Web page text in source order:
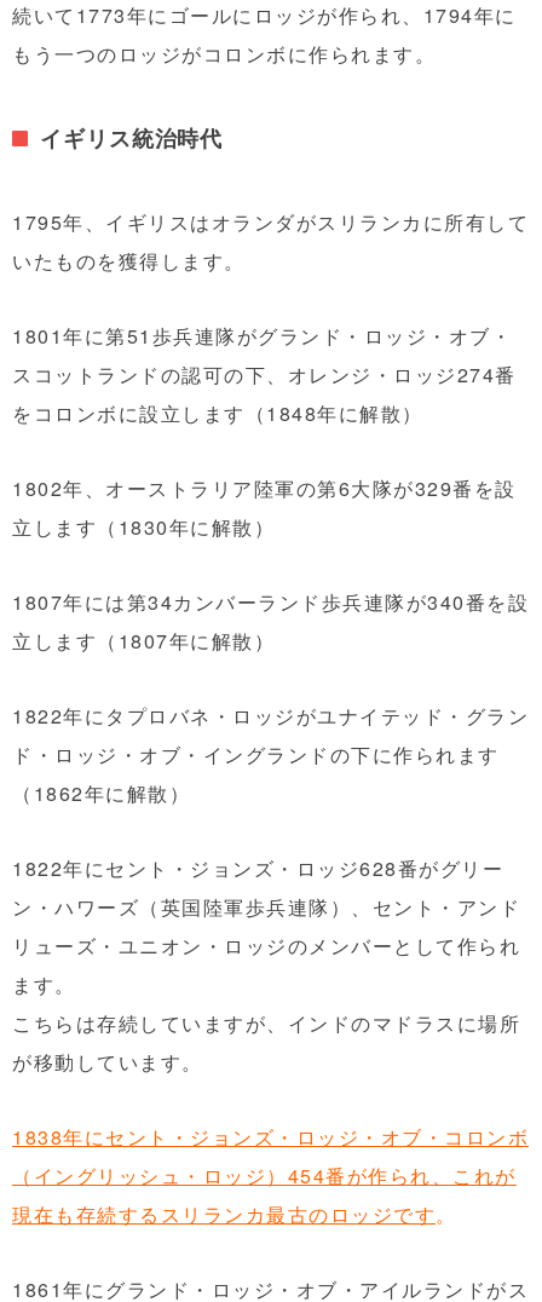
続いて1773年にゴールにロッジが作られ、1794年に
もう一つのロッジがコロンボに作られます。
イギリス統治時代
1795年、イギリスはオランダがスリランカに所有して
いたものを獲得します。
1801年に第51歩兵連隊がグランド・ロッジ・オブ・
スコットランドの認可の下、オレンジ・ロッジ274番
をコロンボに設立します（1848年に解散）
1802年、オーストラリア陸軍の第6大隊が329番を設
立します（1830年に解散）
1807年には第34カンバーランド歩兵連隊が340番を設
立します（1807年に解散）
1822年にタプロバネ・ロッジがユナイテッド・グラン
ド・ロッジ・オブ・イングランドの下に作られます
（1862年に解散）
1822年にセント・ジョンズ・ロッジ628番がグリー
ン・ハワーズ（英国陸軍歩兵連隊）、セント・アンド
リューズ・ユニオン・ロッジのメンバーとして作られ
ます。
こちらは存続していますが、インドのマドラスに場所
が移動しています。
1838年にセント・ジョンズ・ロッジ・オブ・コロンボ
（イングリッシュ・ロッジ）454番が作られ、これが
現在も存続するスリランカ最古のロッジです。
1861年にグランド・ロッジ・オブ・アイルランドがス